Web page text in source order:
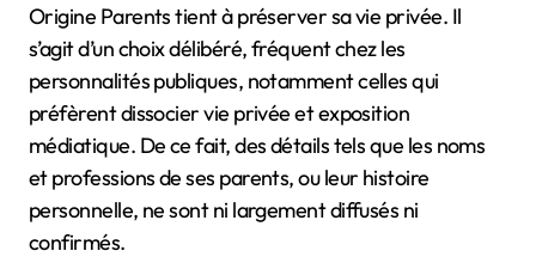
Origine Parents tient à préserver sa vie privée. Il
s’agit d’un choix délibéré, fréquent chez les
personnalités publiques, notamment celles qui
préfèrent dissocier vie privée et exposition
médiatique. De ce fait, des détails tels que les noms
et professions de ses parents, ou leur histoire
personnelle, ne sont ni largement diffusés ni
confirmés.